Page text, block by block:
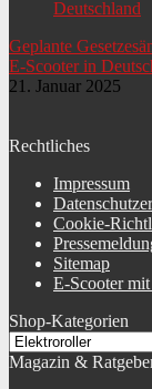
Details Motor
Leistung Motor
Länge Sattel
Art Leuchtmittel hinten
Breite Sattel
Eigenschaften Sattel
Geplante
E-Scooter in
21. Januar 2025
Rechtliches
Impressum
Cookie-
Sitemap
E-Scooter
Shop-Kategorien
Magazin &